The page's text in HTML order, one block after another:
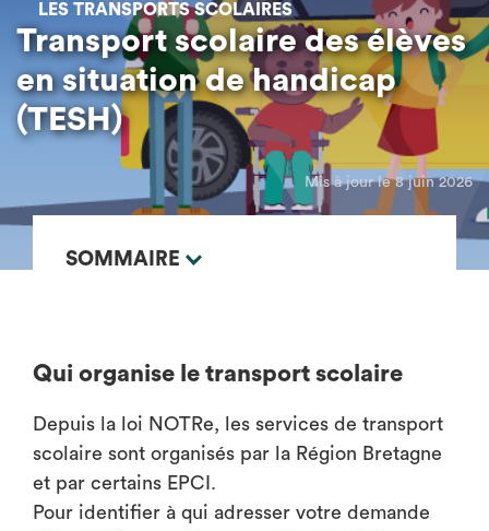
LES TRANSPORTS SCOLAIRES
Transport scolaire des élèves
en situation de handicap
(TESH)
Mis à jour le 8 juin 2026
SOMMAIRE
Qui organise le transport scolaire
Depuis la loi NOTRe, les services de transport
scolaire sont organisés par la Région Bretagne
et par certains EPCI.
Pour identifier à qui adresser votre demande